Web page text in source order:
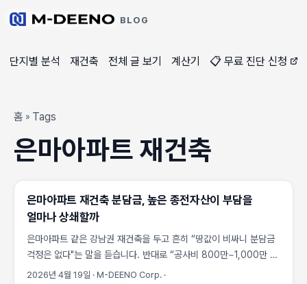
BLOG
단지별 분석 재건축 전체 글 보기 계산기 📋 무료 진단 신청
홈 » Tags
은마아파트 재건축
은마아파트 재건축 분담금, 높은 종전자산이 부담을
얼마나 상쇄할까
은마아파트 같은 강남권 재건축을 두고 흔히 “땅값이 비싸니 분담금
걱정은 없다"는 말을 듣습니다. 반대로 “공사비 800만~1,000만 원
시대에는 강남도 분담금 폭탄"이라는 말도 들립니다. 둘 다 절반만
2026년 4월 19일 · M-DEENO Corp.·